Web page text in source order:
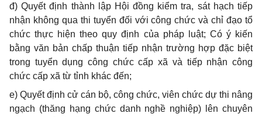
đ) Quyết định thành lập Hội đồng kiểm tra, sát hạch tiếp
nhận không qua thi tuyển đối với công chức và chỉ đạo tổ
chức thực hiện theo quy định của pháp luật; Có ý kiến
bằng văn bản chấp thuận tiếp nhận trường hợp đặc biệt
trong tuyển dụng công chức cấp xã và tiếp nhận công
chức cấp xã từ tỉnh khác đến;
e) Quyết định cử cán bộ, công chức, viên chức dự thi nâng
ngạch (thăng hạng chức danh nghề nghiệp) lên chuyên